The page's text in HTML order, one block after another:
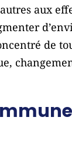
aux
de